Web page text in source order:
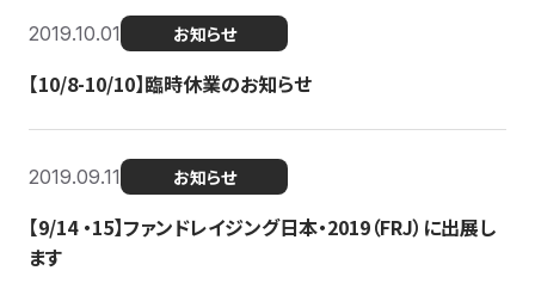
2019.10.01 お知らせ
【10/8-10/10】臨時休業のお知らせ
2019.09.11 お知らせ
【9/14 ・15】ファンドレイジング日本・2019（FRJ）に出展し
ます